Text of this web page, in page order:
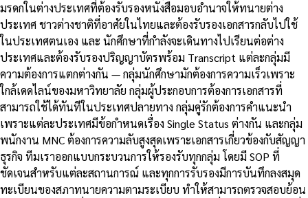
มรดกในต่างประเทศที่ต้องรับรองหนังสือมอบอำนาจให้ทนายต่าง
ประเทศ ชาวต่างชาติที่อาศัยในไทยและต้องรับรองเอกสารกลับไปใช้
ในประเทศตนเอง และ นักศึกษาที่กำลังจะเดินทางไปเรียนต่อต่าง
ประเทศและต้องรับรองปริญญาบัตรพร้อม Transcript แต่ละกลุ่มมี
ความต้องการแตกต่างกัน — กลุ่มนักศึกษามักต้องการความเร็วเพราะ
ใกล้เดดไลน์ของมหาวิทยาลัย กลุ่มผู้ประกอบการต้องการเอกสารที่
สามารถใช้ได้ทันทีในประเทศปลายทาง กลุ่มคู่รักต้องการคำแนะนำ
เพราะแต่ละประเทศมีข้อกำหนดเรื่อง Single Status ต่างกัน และกลุ่ม
พนักงาน MNC ต้องการความลับสูงสุดเพราะเอกสารเกี่ยวข้องกับสัญญา
ธุรกิจ ทีมเราออกแบบกระบวนการให้รองรับทุกกลุ่ม โดยมี SOP ที่
ชัดเจนสำหรับแต่ละสถานการณ์ และทุกการรับรองมีการบันทึกลงสมุด
ทะเบียนของสภาทนายความตามระเบียบ ทำให้สามารถตรวจสอบย้อน